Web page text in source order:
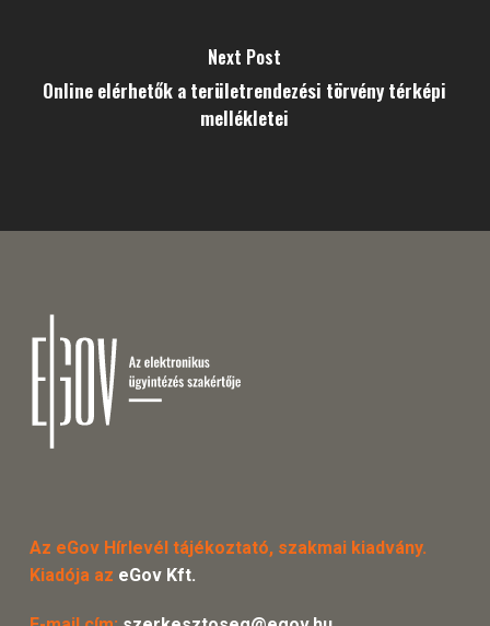
Next Post
Online elérhetők a területrendezési törvény térképi
mellékletei
Az eGov Hírlevél tájékoztató, szakmai kiadvány.
Kiadója az eGov Kft.